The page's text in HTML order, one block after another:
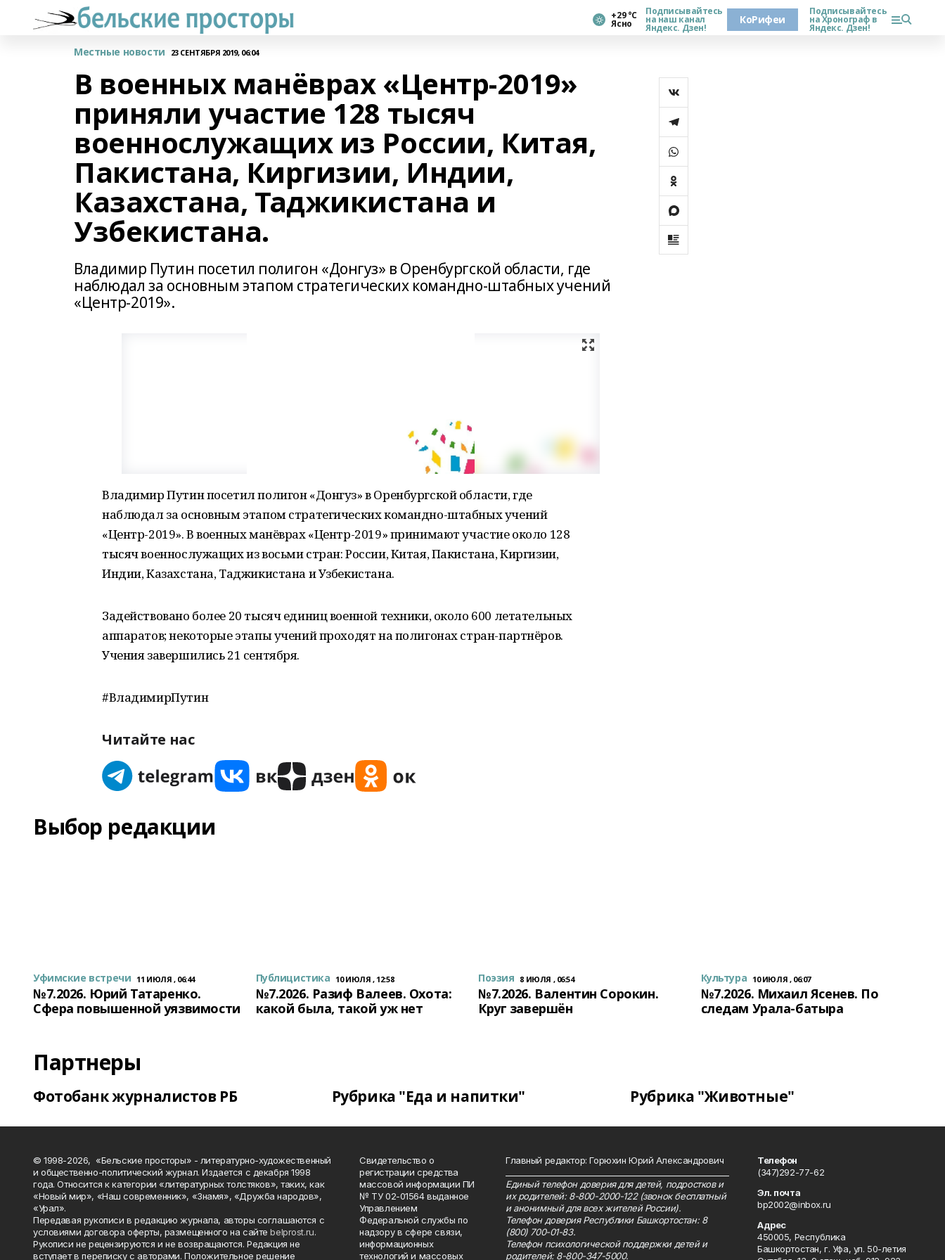
+29 °С
Ясно
Подписывайтесь
на наш канал
Яндекс. Дзен!
КоРифеи
Подписывайтесь
на Хронограф в
Яндекс. Дзен!
Местные новости 23 СЕНТЯБРЯ 2019, 06:04
В военных манёврах «Центр-2019»
приняли участие 128 тысяч
военнослужащих из России, Китая,
Пакистана, Киргизии, Индии,
Казахстана, Таджикистана и
Узбекистана.
Владимир Путин посетил полигон «Донгуз» в Оренбургской области, где
наблюдал за основным этапом стратегических командно-штабных учений
«Центр-2019».
Владимир Путин посетил полигон «Донгуз» в Оренбургской области, где
наблюдал за основным этапом стратегических командно-штабных учений
«Центр-2019». В военных манёврах «Центр-2019» принимают участие около 128
тысяч военнослужащих из восьми стран: России, Китая, Пакистана, Киргизии,
Индии, Казахстана, Таджикистана и Узбекистана.
Задействовано более 20 тысяч единиц военной техники, около 600 летательных
аппаратов; некоторые этапы учений проходят на полигонах стран-партнёров.
Учения завершились 21 сентября.
#ВладимирПутин
Читайте нас
Выбор редакции
Уфимские встречи 11 ИЮЛЯ , 06:44
№7.2026. Юрий Татаренко.
Сфера повышенной уязвимости
Публицистика 10 ИЮЛЯ , 12:58
№7.2026. Разиф Валеев. Охота:
какой была, такой уж нет
Поэзия 8 ИЮЛЯ , 06:54
№7.2026. Валентин Сорокин.
Круг завершён
Культура 10 ИЮЛЯ , 06:07
№7.2026. Михаил Ясенев. По
следам Урала-батыра
Партнеры
Фотобанк журналистов РБ Рубрика "Еда и напитки" Рубрика "Животные"
© 1998-2026, «Бельские просторы» - литературно-художественный
и общественно-политический журнал. Издается с декабря 1998
года. Относится к категории «литературных толстяков», таких, как
«Новый мир», «Наш современник», «Знамя», «Дружба народов»,
«Урал».
Передавая рукописи в редакцию журнала, авторы соглашаются с
условиями договора оферты, размещенного на сайтеbelprost.ru.
Рукописи не рецензируются и не возвращаются. Редакция не
вступает в переписку с авторами. Положительное решение
Свидетельство о
регистрации средства
массовой информации ПИ
№ ТУ 02-01564 выданное
Управлением
Федеральной службы по
надзору в сфере связи,
информационных
технологий и массовых
Главный редактор: Горюхин Юрий Александрович
Единый телефон доверия для детей, подростков и
их родителей: 8-800-2000-122 (звонок бесплатный
и анонимный для всех жителей России).
Телефон доверия Республики Башкортостан: 8
(800) 700-01-83.
Телефон психологической поддержки детей и
родителей: 8-800-347-5000.
Телефон
(347)292-77-62
Эл. почта
bp2002@inbox.ru
Адрес
450005, Республика
Башкортостан, г. Уфа, ул. 50-летия